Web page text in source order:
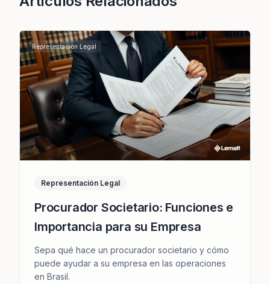
Representación Legal
Representación Legal
Procurador Societario: Funciones e
Importancia para su Empresa
Sepa qué hace un procurador societario y cómo
puede ayudar a su empresa en las operaciones
en Brasil.